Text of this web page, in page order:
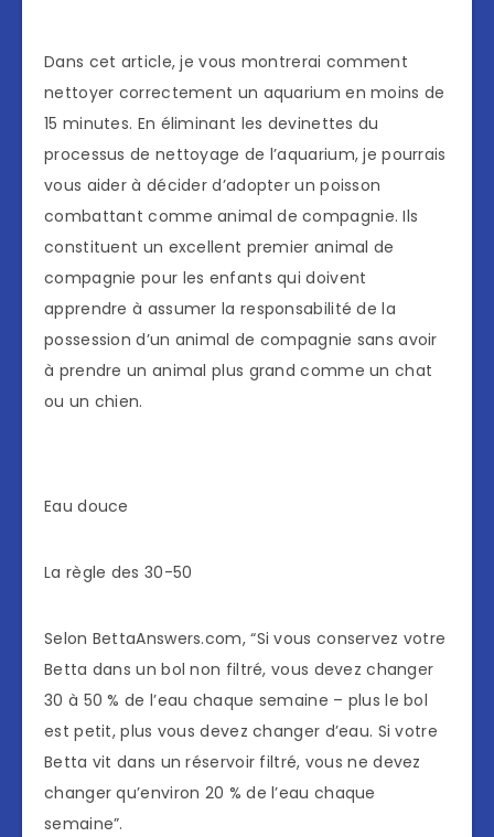
Dans cet article, je vous montrerai comment
nettoyer correctement un aquarium en moins de
15 minutes. En éliminant les devinettes du
processus de nettoyage de l’aquarium, je pourrais
vous aider à décider d’adopter un poisson
combattant comme animal de compagnie. Ils
constituent un excellent premier animal de
compagnie pour les enfants qui doivent
apprendre à assumer la responsabilité de la
possession d’un animal de compagnie sans avoir
à prendre un animal plus grand comme un chat
ou un chien.
Eau douce
La règle des 30-50
Selon BettaAnswers.com, “Si vous conservez votre
Betta dans un bol non filtré, vous devez changer
30 à 50 % de l’eau chaque semaine – plus le bol
est petit, plus vous devez changer d’eau. Si votre
Betta vit dans un réservoir filtré, vous ne devez
changer qu’environ 20 % de l’eau chaque
semaine”.